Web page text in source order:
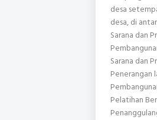
desa
desa, di
Sarana dan
Sarana dan
Penerangan
Pelatihan